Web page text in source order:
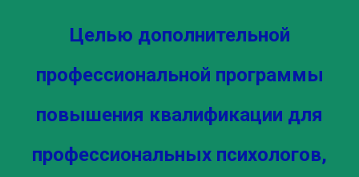
Целью дополнительной
профессиональной программы
повышения квалификации для
профессиональных психологов,